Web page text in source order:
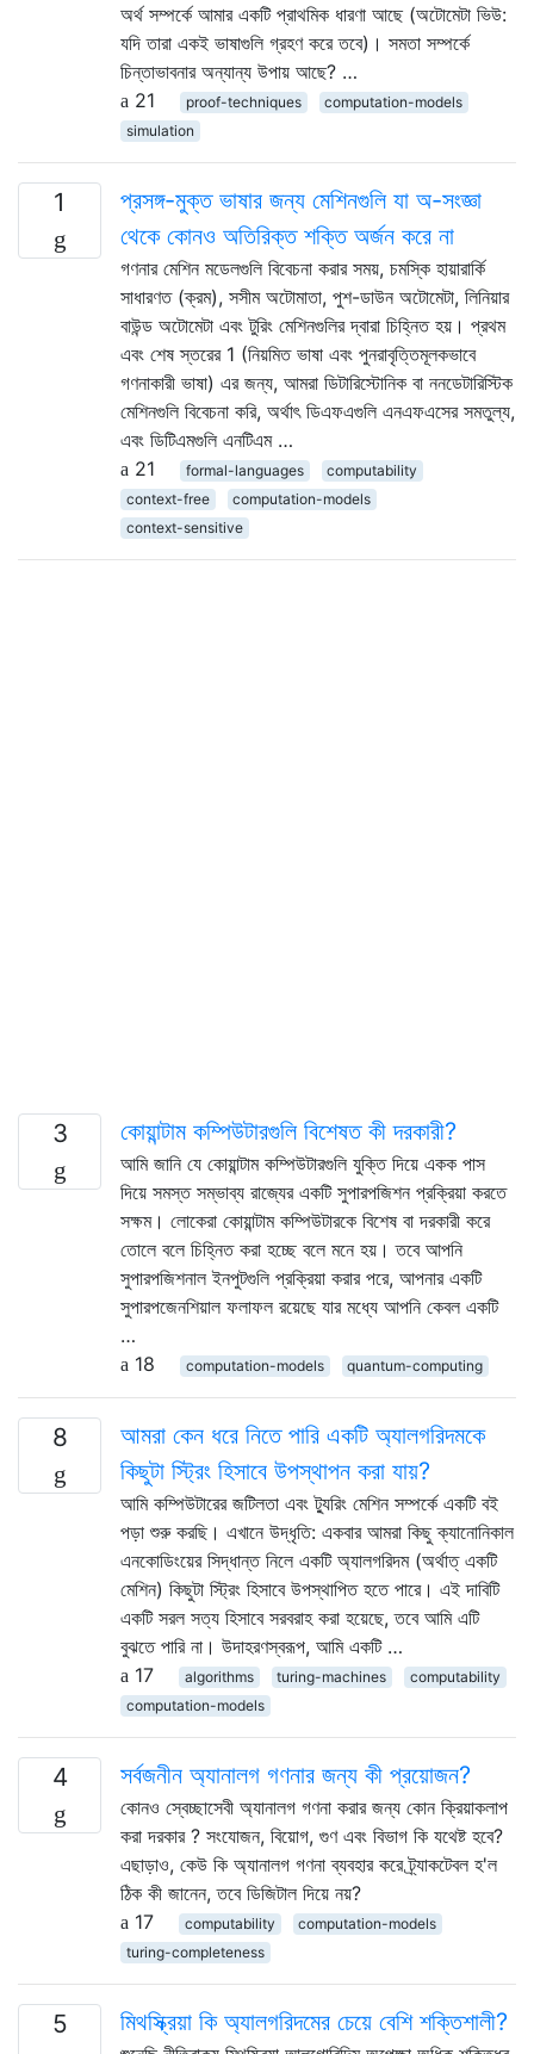
অর্থ সম্পর্কে আমার একটি প্রাথমিক ধারণা আছে (অটোমেটা ভিউ:
যদি তারা একই ভাষাগুলি গ্রহণ করে তবে)। সমতা সম্পর্কে
চিন্তাভাবনার অন্যান্য উপায় আছে? …
21
proof-techniques
computation-models
simulation
1
প্রসঙ্গ-মুক্ত ভাষার জন্য মেশিনগুলি যা অ-সংজ্ঞা
থেকে কোনও অতিরিক্ত শক্তি অর্জন করে না
গণনার মেশিন মডেলগুলি বিবেচনা করার সময়, চমস্কি হায়ারার্কি
সাধারণত (ক্রম), সসীম অটোমাতা, পুশ-ডাউন অটোমেটা, লিনিয়ার
বাউন্ড অটোমেটা এবং টুরিং মেশিনগুলির দ্বারা চিহ্নিত হয়। প্রথম
এবং শেষ স্তরের 1 (নিয়মিত ভাষা এবং পুনরাবৃত্তিমূলকভাবে
গণনাকারী ভাষা) এর জন্য, আমরা ডিটারিস্টোনিক বা ননডেটারিস্টিক
মেশিনগুলি বিবেচনা করি, অর্থাৎ ডিএফএগুলি এনএফএসের সমতুল্য,
এবং ডিটিএমগুলি এনটিএম …
21
formal-languages
computability
context-free
computation-models
context-sensitive
3 কোয়ান্টাম কম্পিউটারগুলি বিশেষত কী দরকারী?
আমি জানি যে কোয়ান্টাম কম্পিউটারগুলি যুক্তি দিয়ে একক পাস
দিয়ে সমস্ত সম্ভাব্য রাজ্যের একটি সুপারপজিশন প্রক্রিয়া করতে
সক্ষম। লোকেরা কোয়ান্টাম কম্পিউটারকে বিশেষ বা দরকারী করে
তোলে বলে চিহ্নিত করা হচ্ছে বলে মনে হয়। তবে আপনি
সুপারপজিশনাল ইনপুটগুলি প্রক্রিয়া করার পরে, আপনার একটি
সুপারপজেনশিয়াল ফলাফল রয়েছে যার মধ্যে আপনি কেবল একটি
…
18
computation-models quantum-computing
8
আমরা কেন ধরে নিতে পারি একটি অ্যালগরিদমকে
কিছুটা স্ট্রিং হিসাবে উপস্থাপন করা যায়?
আমি কম্পিউটারের জটিলতা এবং ট্যুরিং মেশিন সম্পর্কে একটি বই
পড়া শুরু করছি। এখানে উদ্ধৃতি: একবার আমরা কিছু ক্যানোনিকাল
এনকোডিংয়ের সিদ্ধান্ত নিলে একটি অ্যালগরিদম (অর্থাত্ একটি
মেশিন) কিছুটা স্ট্রিং হিসাবে উপস্থাপিত হতে পারে। এই দাবিটি
একটি সরল সত্য হিসাবে সরবরাহ করা হয়েছে, তবে আমি এটি
বুঝতে পারি না। উদাহরণস্বরূপ, আমি একটি …
17
algorithms turing-machines
computability
computation-models
4 সর্বজনীন অ্যানালগ গণনার জন্য কী প্রয়োজন?
কোনও স্বেচ্ছাসেবী অ্যানালগ গণনা করার জন্য কোন ক্রিয়াকলাপ
করা দরকার ? সংযোজন, বিয়োগ, গুণ এবং বিভাগ কি যথেষ্ট হবে?
এছাড়াও, কেউ কি অ্যানালগ গণনা ব্যবহার করে ট্র্যাকটেবল হ'ল
ঠিক কী জানেন, তবে ডিজিটাল দিয়ে নয়?
17
computability
computation-models
turing-completeness
5 মিথস্ক্রিয়া কি অ্যালগরিদমের চেয়ে বেশি শক্তিশালী?